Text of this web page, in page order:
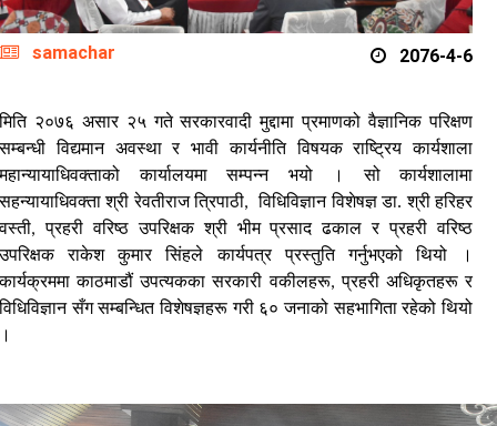
samachar 2076-4-6
मिति २०७६ असार २५ गते सरकारवादी मुद्दामा प्रमाणको वैज्ञानिक परिक्षण
सम्बन्धी विद्यमान अवस्था र भावी कार्यनीति विषयक राष्ट्रिय कार्यशाला
महान्यायाधिवक्ताको कार्यालयमा सम्पन्न भयो । सो कार्यशालामा
सहन्यायाधिवक्ता श्री रेवतीराज त्रिपाठी, विधिविज्ञान विशेषज्ञ डा.श्री हरिहर
वस्ती,प्रहरी वरिष्ठ उपरिक्षक श्री भीम प्रसाद ढकाल र प्रहरी वरिष्ठ
उपरिक्षक राकेश कुमार सिंहले कार्यपत्र प्रस्तुति गर्नुभएको थियो ।
कार्यक्रममा काठमाडौं उपत्यकका सरकारी वकीलहरू,प्रहरी अधिकृतहरू र
विधिविज्ञान सँग सम्बन्धित विशेषज्ञहरू गरी ६० जनाको सहभागिता रहेको थियो
।